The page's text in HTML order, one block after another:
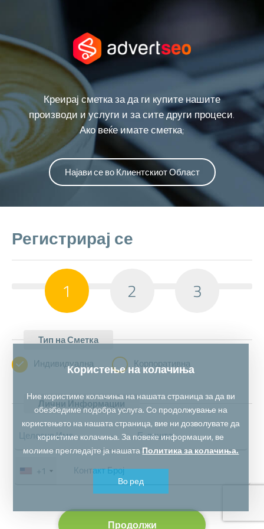
Креирај сметка за да ги купите нашите
производи и услуги и за сите други процеси.
Ако веќе имате сметка;
Најави се во Клиентскиот Област
Регистрирај се
1 2 3
Тип на Сметка
Индивидуална
Корпоративна
Лични Информации
+1
Продолжи
Користење на колачиња
Ние користиме колачиња на нашата страница за да ви
обезбедиме подобра услуга. Со продолжување на
користењето на нашата страница, вие ни дозволувате да
користиме колачиња. За повеќе информации, ве
молиме прегледајте ја нашатаПолитика за колачиња.
Во ред